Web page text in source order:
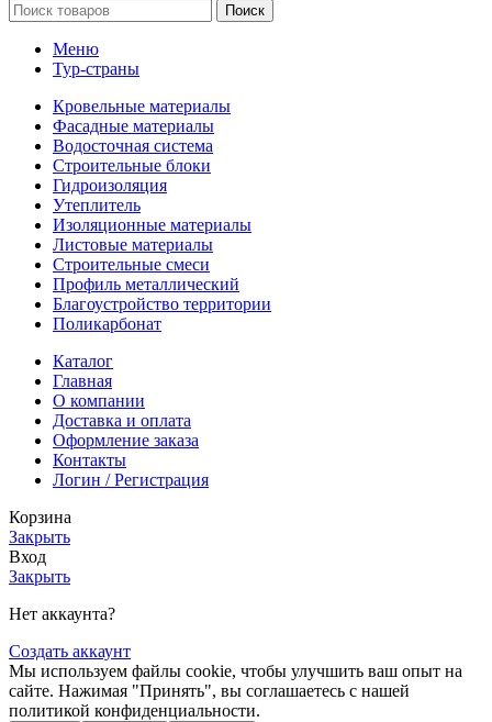
Поиск
Меню
Тур-страны
Кровельные материалы
Фасадные материалы
Водосточная система
Строительные блоки
Гидроизоляция
Утеплитель
Изоляционные материалы
Листовые материалы
Строительные смеси
Профиль металлический
Благоустройство территории
Поликарбонат
Каталог
Главная
О компании
Доставка и оплата
Оформление заказа
Контакты
Логин / Регистрация
Корзина
Закрыть
Вход
Закрыть
Нет аккаунта?
Создать аккаунт
Мы используем файлы cookie, чтобы улучшить ваш опыт на
сайте. Нажимая "Принять", вы соглашаетесь с нашей
политикой конфиденциальности.